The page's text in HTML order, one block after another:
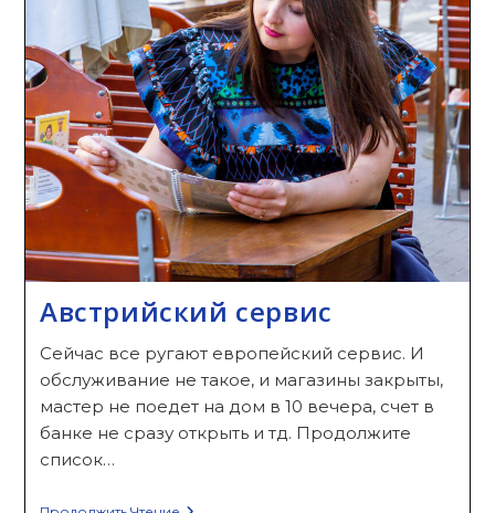
Австрийский сервис
Сейчас все ругают европейский сервис. И
обслуживание не такое, и магазины закрыты,
мастер не поедет на дом в 10 вечера, счет в
банке не сразу открыть и тд. Продолжите
список…